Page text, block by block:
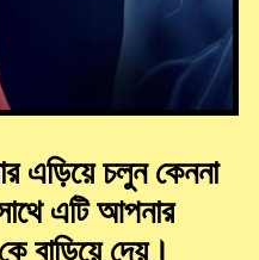
এড়িয়ে চলুন কেননা
এটি আপনার
বাড়িয়ে দেয়।